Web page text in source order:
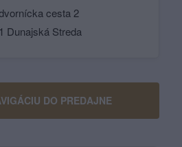
cesta 2
Dunajská Streda
DO PREDAJNE